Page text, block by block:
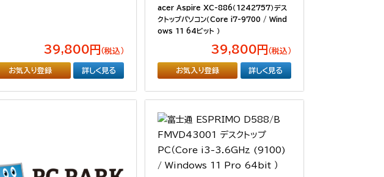
39,800円 （税込）
お気入り登録 詳しく見る
acer Aspire XC-886（1242757）デス
クトップパソコン（Core i7-9700 / Wind
ows 11 64ビット ）
39,800円 （税込）
お気入り登録 詳しく見る